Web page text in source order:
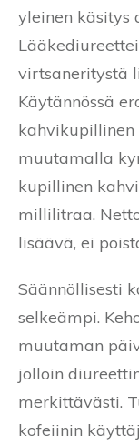
yleinen käsitys
virtsaneritystä
Käytännössä
muutamalla
kupillinen
millilitraa.
lisäävä, ei
Säännöllisesti
selkeämpi.
muutaman
jolloin
merkittävästi.
kofeiinin